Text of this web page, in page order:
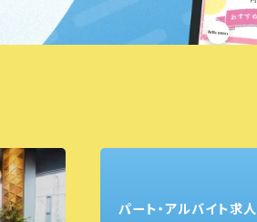
パート・アルバイト求